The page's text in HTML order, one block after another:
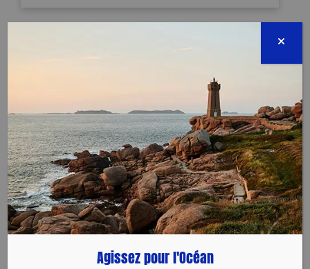
Passez un bon moment en famille ou entre amis sur
proposons observation et découverte respectueuses
des algues et de la vie associée, mais aussi jeux et
échanges sur le curieux monde de l’estran à marée
basse.
Au programme :
-Reconnaissance des algues de l’estran à marée
basse grâce au protocole de sciences participatives
BioLit
-Découverte des algues de la laisse de mer grâce au
protocole de sciences participatives ALAMER
-Ramassage de déchets sur la plage
Agissez pour l'Océan